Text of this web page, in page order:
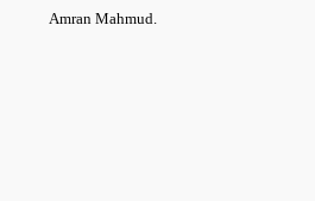
Amran Mahmud.